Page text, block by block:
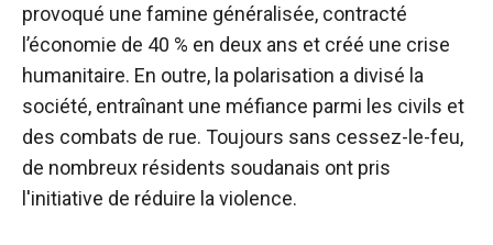
provoqué une famine généralisée, contracté
l’économie de 40 % en deux ans et créé une crise
humanitaire. En outre, la polarisation a divisé la
société, entraînant une méfiance parmi les civils et
des combats de rue. Toujours sans cessez-le-feu,
de nombreux résidents soudanais ont pris
l'initiative de réduire la violence.